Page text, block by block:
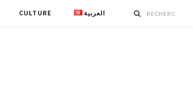
CULTURE العربية